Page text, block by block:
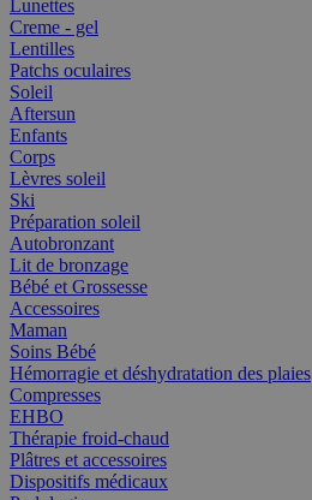
Lunettes
Creme - gel
Lentilles
Patchs oculaires
Soleil
Aftersun
Enfants
Corps
Lèvres soleil
Ski
Préparation soleil
Autobronzant
Lit de bronzage
Bébé et Grossesse
Accessoires
Maman
Soins Bébé
Hémorragie et déshydratation des plaies
Compresses
EHBO
Thérapie froid-chaud
Plâtres et accessoires
Dispositifs médicaux